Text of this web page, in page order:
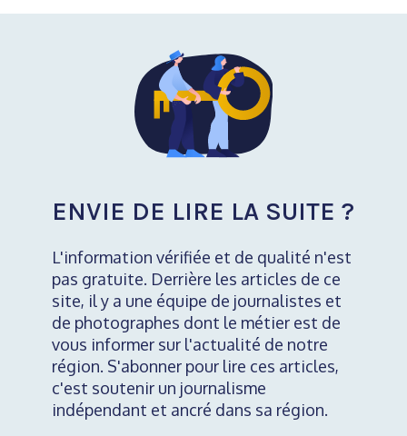
ENVIE DE LIRE LA SUITE ?
L'information vérifiée et de qualité n'est
pas gratuite. Derrière les articles de ce
site, il y a une équipe de journalistes et
de photographes dont le métier est de
vous informer sur l'actualité de notre
région. S'abonner pour lire ces articles,
c'est soutenir un journalisme
indépendant et ancré dans sa région.